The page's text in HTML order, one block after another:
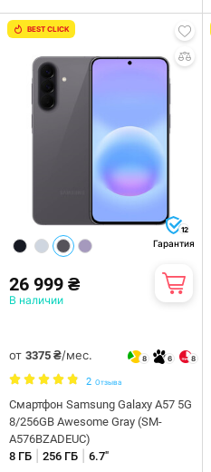
BEST CLICK
12
Гарантия
26 999 ₴
В наличии
от 3375 ₴/мес. 8 6 8
2 Отзыва
Смартфон Samsung Galaxy A57 5G
8/256GB Awesome Gray (SM-
A576BZADEUC)
8 ГБ
256 ГБ 6.7"